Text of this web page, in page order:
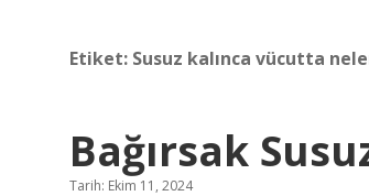
Etiket: Susuz kalınca vücutta
Bağırsak
Tarih: Ekim 11, 2024